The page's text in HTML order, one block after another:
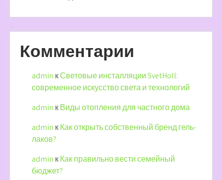
Комментарии
admin кСветовые инсталляции SvetHoll:
современное искусство света и технологий
admin кВиды отопления для частного дома
admin кКак открыть собственный бренд гель-
лаков?
admin кКак правильно вести семейный
бюджет?